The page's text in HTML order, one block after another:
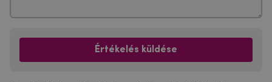
Értékelés küldése